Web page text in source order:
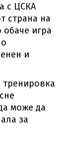
с ЦСКА
страна на
игра
и
може да
за